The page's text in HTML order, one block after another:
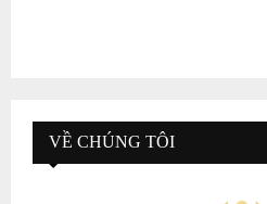
VỀ CHÚNG TÔI